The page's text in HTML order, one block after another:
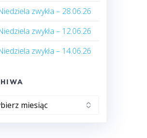
zwykła – 28.06.26
zwykła – 12.06.26
zwykła – 14.06.26